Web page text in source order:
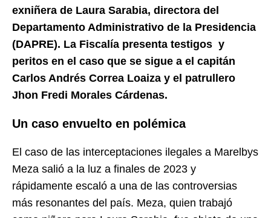
exniñera de Laura Sarabia, directora del
Departamento Administrativo de la Presidencia
(DAPRE). La Fiscalía presenta testigos y
peritos en el caso que se sigue a el capitán
Carlos Andrés Correa Loaiza y el patrullero
Jhon Fredi Morales Cárdenas.
Un caso envuelto en polémica
El caso de las interceptaciones ilegales a Marelbys
Meza salió a la luz a finales de 2023 y
rápidamente escaló a una de las controversias
más resonantes del país. Meza, quien trabajó